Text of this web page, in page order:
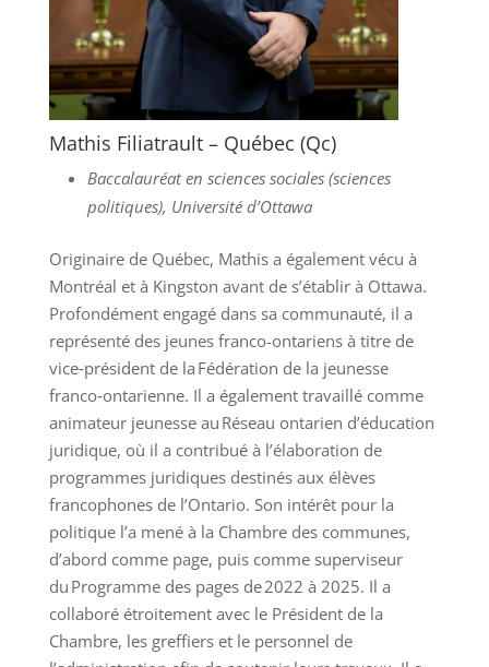
Mathis Filiatrault – Québec (Qc)
Baccalauréat en sciences sociales (sciences
politiques), Université d’Ottawa
Originaire de Québec, Mathis a également vécu à
Montréal et à Kingston avant de s’établir à Ottawa.
Profondément engagé dans sa communauté, il a
représenté des jeunes franco-ontariens à titre de
vice‑président de la Fédération de la jeunesse
franco‑ontarienne. Il a également travaillé comme
animateur jeunesse au Réseau ontarien d’éducation
juridique, où il a contribué à l’élaboration de
programmes juridiques destinés aux élèves
francophones de l’Ontario. Son intérêt pour la
politique l’a mené à la Chambre des communes,
d’abord comme page, puis comme superviseur
du Programme des pages de 2022 à 2025. Il a
collaboré étroitement avec le Président de la
Chambre, les greffiers et le personnel de